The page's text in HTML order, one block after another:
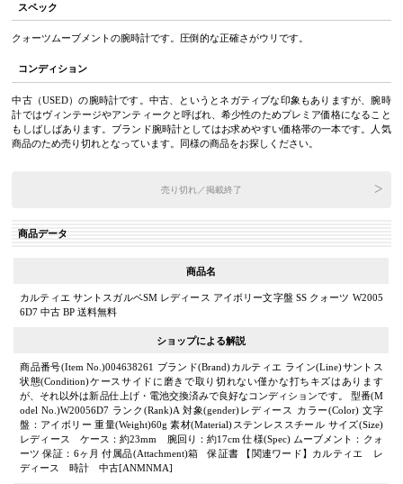
スペック
クォーツムーブメントの腕時計です。圧倒的な正確さがウリです。
コンディション
中古（USED）の腕時計です。中古、というとネガティブな印象もありますが、腕時
計ではヴィンテージやアンティークと呼ばれ、希少性のためプレミア価格になること
もしばしばあります。ブランド腕時計としてはお求めやすい価格帯の一本です。人気
商品のため売り切れとなっています。同様の商品をお探しください。
売り切れ／掲載終了
商品データ
商品名
カルティエ サントスガルベSM レディース アイボリー文字盤 SS クォーツ W2005
6D7 中古 BP 送料無料
ショップによる解説
商品番号(Item No.)004638261 ブランド(Brand)カルティエ ライン(Line)サントス
状態(Condition)ケースサイドに磨きで取り切れない僅かな打ちキズはあります
が、それ以外は新品仕上げ・電池交換済みで良好なコンディションです。 型番(M
odel No.)W20056D7 ランク(Rank)A 対象(gender)レディース カラー(Color) 文字
盤：アイボリー 重量(Weight)60g 素材(Material)ステンレススチール サイズ(Size)
レディース ケース：約23mm 腕回り：約17cm 仕様(Spec) ムーブメント：クォ
ーツ 保証：6ヶ月 付属品(Attachment)箱 保証書 【関連ワード】カルティエ レ
ディース 時計 中古[ANMNMA]